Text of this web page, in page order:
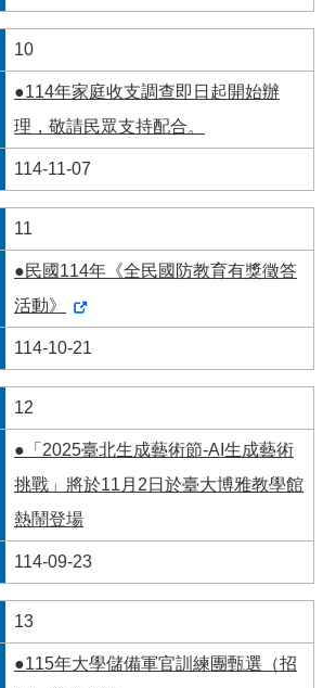
10
●114年家庭收支調查即日起開始辦
理，敬請民眾支持配合。
114-11-07
11
●民國114年《全民國防教育有獎徵答
活動》
114-10-21
12
●「2025臺北生成藝術節-AI生成藝術
挑戰」將於11月2日於臺大博雅教學館
熱鬧登場
114-09-23
13
●115年大學儲備軍官訓練團甄選（招